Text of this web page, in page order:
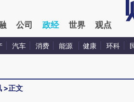
公司 政经 世界 观点
汽车 消费 能源 健康 环科
>正文